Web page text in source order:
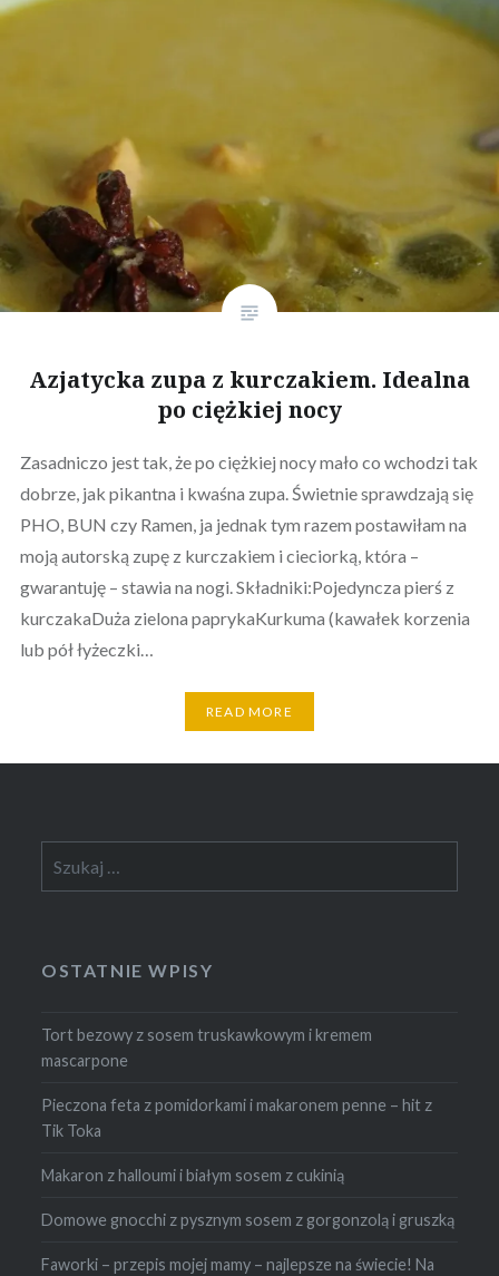
Azjatycka zupa z kurczakiem. Idealna
po ciężkiej nocy
Zasadniczo jest tak, że po ciężkiej nocy mało co wchodzi tak
dobrze, jak pikantna i kwaśna zupa. Świetnie sprawdzają się
PHO, BUN czy Ramen, ja jednak tym razem postawiłam na
moją autorską zupę z kurczakiem i cieciorką, która –
gwarantuję – stawia na nogi. Składniki:Pojedyncza pierś z
kurczakaDuża zielona paprykaKurkuma (kawałek korzenia
lub pół łyżeczki…
READ MORE
OSTATNIE WPISY
Tort bezowy z sosem truskawkowym i kremem
mascarpone
Pieczona feta z pomidorkami i makaronem penne – hit z
Tik Toka
Makaron z halloumi i białym sosem z cukinią
Domowe gnocchi z pysznym sosem z gorgonzolą i gruszką
Faworki – przepis mojej mamy – najlepsze na świecie! Na